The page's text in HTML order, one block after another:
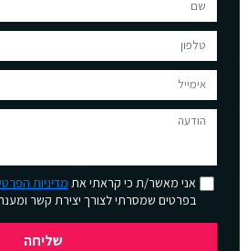
אני מאשר/ת כי קראתי אתמדיניות הפרטיות
בפרטים שמסרתי לצורך יצירת קשר ומענה
שליחה